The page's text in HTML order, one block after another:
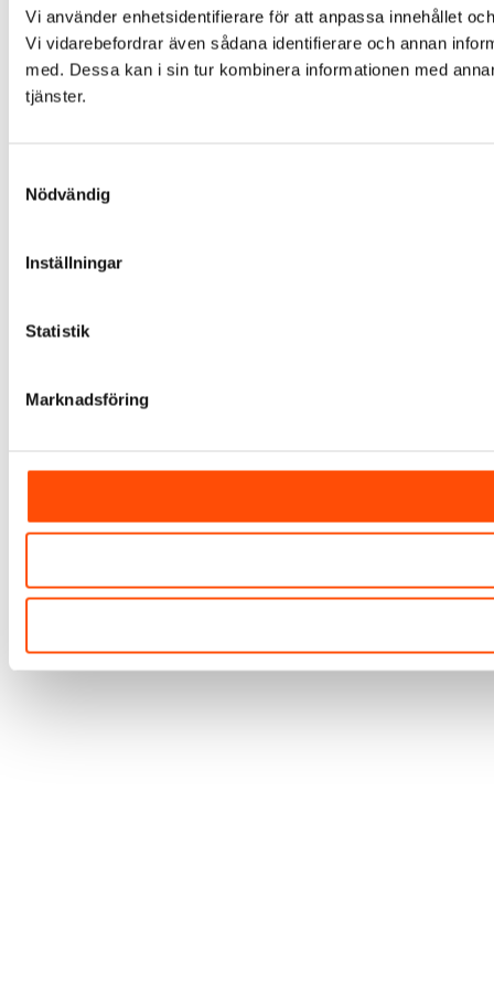
Vi använder enhetsidentifierare för att anpassa innehållet
Vi vidarebefordrar även sådana identifierare och annan
med. Dessa kan i sin tur kombinera informationen med
tjänster.
Nödvändig
Inställningar
Statistik
Marknadsföring